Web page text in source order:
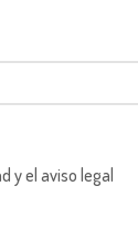
y el aviso legal